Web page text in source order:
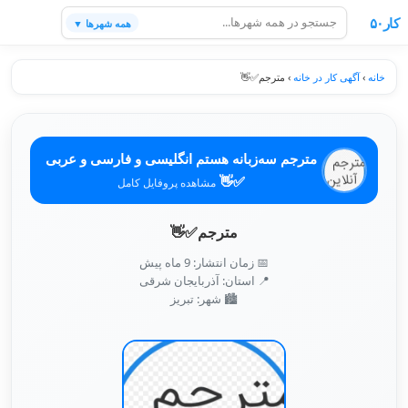
کار۵۰ همه شهرها ▼
خانه ›آگهی کار در خانه › مترجم✅️👋
مترجم سه‌زبانه هستم انگلیسی و فارسی و عربی
✅️👋 مشاهده پروفایل کامل
مترجم✅️👋
📅 زمان انتشار: 9 ماه پیش
📍 استان: آذربایجان شرقی
🏙️ شهر: تبريز